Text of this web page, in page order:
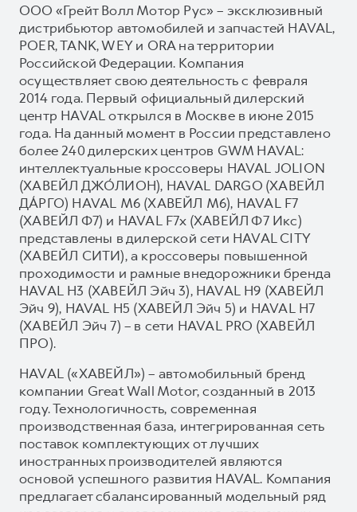
ООО «Грейт Волл Мотор Рус» – эксклюзивный
дистрибьютор автомобилей и запчастей HAVAL,
POER, TANK, WEY и ORA на территории
Российской Федерации. Компания
осуществляет свою деятельность с февраля
2014 года. Первый официальный дилерский
центр HAVAL открылся в Москве в июне 2015
года. На данный момент в России представлено
более 240 дилерских центров GWM HAVAL:
интеллектуальные кроссоверы HAVAL JOLION
(ХАВЕЙЛ ДЖО́ЛИОН), HAVAL DARGO (ХАВЕЙЛ
ДА́РГО) HAVAL М6 (ХАВЕЙЛ M6), HAVAL F7
(ХАВЕЙЛ Ф7) и HAVAL F7x (ХАВЕЙЛ Ф7 Икс)
представлены в дилерской сети HAVAL CITY
(ХАВЕЙЛ СИТИ), а кроссоверы повышенной
проходимости и рамные внедорожники бренда
HAVAL H3 (ХАВЕЙЛ Эйч 3), HAVAL H9 (ХАВЕЙЛ
Эйч 9), HAVAL H5 (ХАВЕЙЛ Эйч 5) и HAVAL H7
(ХАВЕЙЛ Эйч 7) – в сети HAVAL PRO (ХАВЕЙЛ
ПРО).
HAVAL («ХАВЕЙЛ») – автомобильный бренд
компании Great Wall Motor, созданный в 2013
году. Технологичность, современная
производственная база, интегрированная сеть
поставок комплектующих от лучших
иностранных производителей являются
основой успешного развития HAVAL. Компания
предлагает сбалансированный модельный ряд